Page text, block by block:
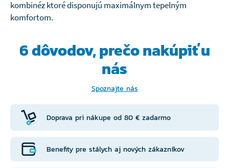
kombinéz ktoré disponujú maximálnym tepelným
komfortom.
6 dôvodov, prečonakúpiť u
nás
Spoznajte nás
Doprava pri nákupe od 80 € zadarmo
Benefity pre stálych aj nových zákazníkov